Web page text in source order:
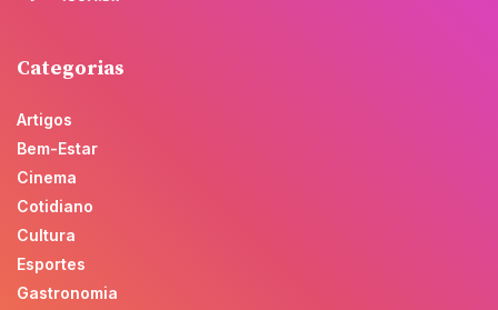
Categorias
Artigos
Bem-Estar
Cinema
Cotidiano
Cultura
Esportes
Gastronomia